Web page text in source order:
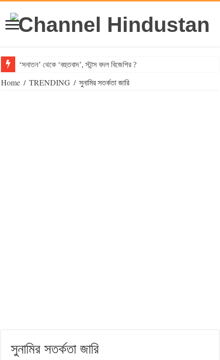
‘সনাতন’ থেকে ‘বহুতবাদ’, স্টান্স বদল বিজেপির ?
Home / TRENDING / সুনামির সতর্কতা জারি
সুনামির সতর্কতা জারি